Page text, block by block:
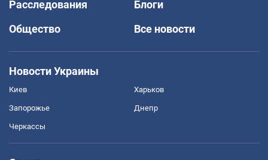
Расследования
Блоги
Общество
Все новости
Новости Украины
Киев Харьков
Запорожье Днепр
Черкассы